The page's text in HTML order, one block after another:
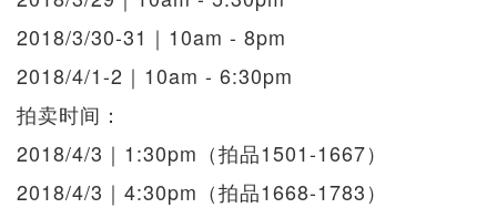
2018/3/30-31｜10am - 8pm
2018/4/1-2｜10am - 6:30pm
拍卖时间：
2018/4/3｜1:30pm（拍品1501-1667）
2018/4/3｜4:30pm（拍品1668-1783）